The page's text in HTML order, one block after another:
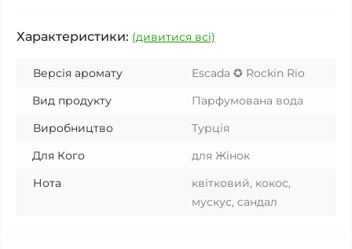
Характеристики: (дивитися всі)
Версія аромату
Escada ✪ Rockin Rio
Вид продукту
Парфумована вода
Виробництво
Турція
Для Кого
для Жінок
Нота
квітковий, кокос,
мускус, сандал